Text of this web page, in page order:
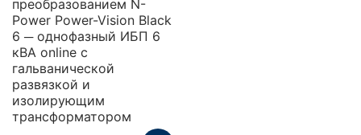
преобразованием N-
Power Power-Vision Black
6 ─ однофазный ИБП 6
кВА online с
гальванической
развязкой и
изолирующим
трансформатором